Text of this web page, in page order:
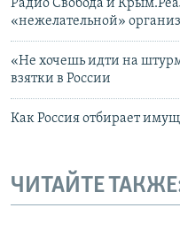
Радио Свобода и
«нежелательной»
«Не хочешь идти на
взятки в России
Как Россия отбирает
ЧИТАЙТЕ